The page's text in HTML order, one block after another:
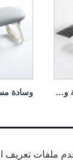
وسادة يد بأسعار معقولة وعالية الجودة
ملفات تعريف